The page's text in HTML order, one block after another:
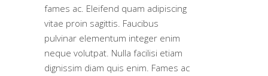
fames ac. Eleifend quam adipiscing
vitae proin sagittis. Faucibus
pulvinar elementum integer enim
neque volutpat. Nulla facilisi etiam
dignissim diam quis enim. Fames ac